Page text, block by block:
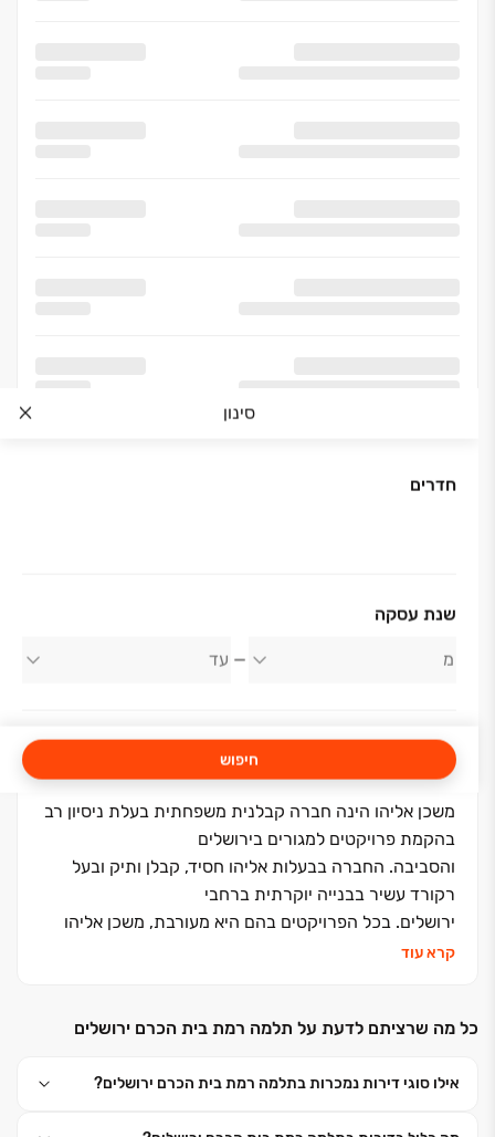
סינון
חדרים
שנת עסקה
חיפוש
אודות החברה
משכן אליהו
משכן אליהו הינה חברה קבלנית משפחתית בעלת ניסיון רב
בהקמת פרויקטים למגורים בירושלים
והסביבה. החברה בבעלות אליהו חסיד, קבלן ותיק ובעל
רקורד עשיר בבנייה יוקרתית ברחבי
ירושלים. בכל הפרויקטים בהם היא מעורבת, משכן אליהו
יוזמת ומבצעת את הפרויקט משלב
גם על רמת בנייה גבוהה בסטנדרט בלתי מתפשר
משכן אליהו מציגה ברזומה, אלפי יחידות דיור לצד שלל
קרא עוד
כל מה שרציתם לדעת על תלמה רמת בית הכרם ירושלים
אילו סוגי דירות נמכרות בתלמה רמת בית הכרם ירושלים?